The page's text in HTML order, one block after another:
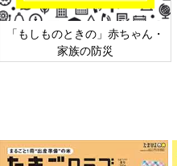
日本外来小児科学会リーフレッ
ト検討会